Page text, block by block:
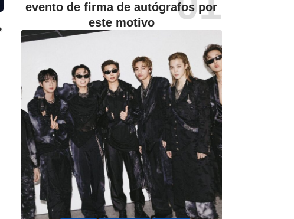
evento de firma de autógrafos por
este motivo